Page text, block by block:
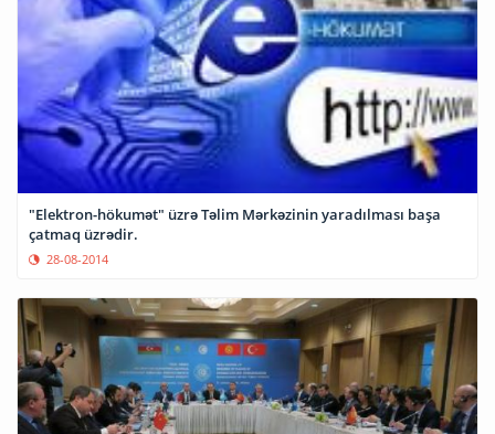
"Elektron-hökumət" üzrə Təlim Mərkəzinin yaradılması başa
çatmaq üzrədir.
28-08-2014